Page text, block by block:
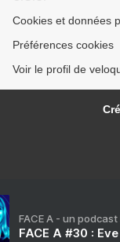
Cookies et données
Préférences cookies
Voir le profil de
FACE A - un
FACE A #30 :